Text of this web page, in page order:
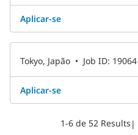
Aplicar-se ​
Tokyo, Japão • Job ID: 19064
Aplicar-se ​
1-6 de 52 Results |